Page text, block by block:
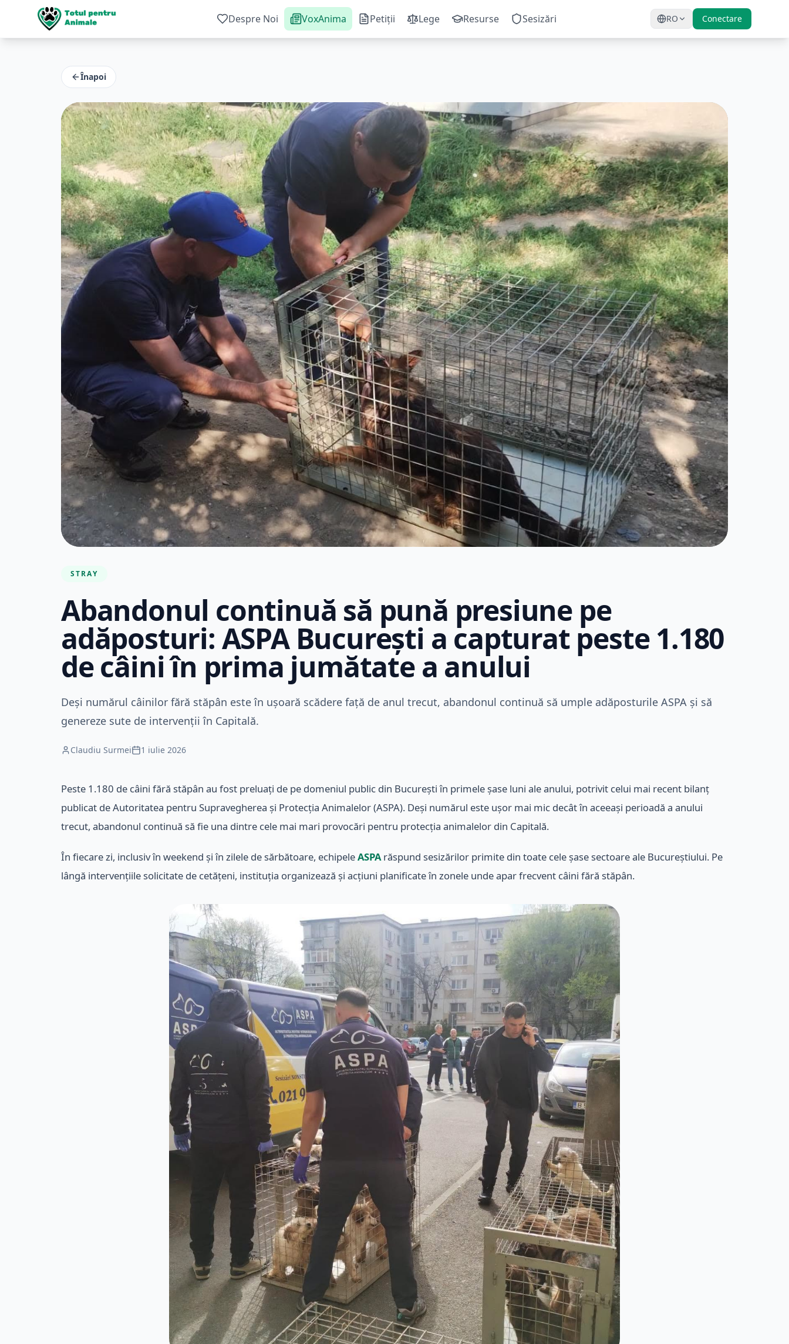
Despre Noi VoxAnima Petiții Lege Resurse Sesizări RO Conectare
Înapoi
STRAY
Abandonul continuă să pună presiune pe
adăposturi: ASPA București a capturat peste 1.180
de câini în prima jumătate a anului
Deși numărul câinilor fără stăpân este în ușoară scădere față de anul trecut, abandonul continuă să umple adăposturile ASPA și să
genereze sute de intervenții în Capitală.
Claudiu Surmei 1 iulie 2026
Peste 1.180 de câini fără stăpân au fost preluați de pe domeniul public din București în primele șase luni ale anului, potrivit celui mai recent bilanț
publicat de Autoritatea pentru Supravegherea și Protecția Animalelor (ASPA). Deși numărul este ușor mai mic decât în aceeași perioadă a anului
trecut, abandonul continuă să fie una dintre cele mai mari provocări pentru protecția animalelor din Capitală.
În fiecare zi, inclusiv în weekend și în zilele de sărbătoare, echipeleASPArăspund sesizărilor primite din toate cele șase sectoare ale Bucureștiului. Pe
lângă intervențiile solicitate de cetățeni, instituția organizează și acțiuni planificate în zonele unde apar frecvent câini fără stăpân.